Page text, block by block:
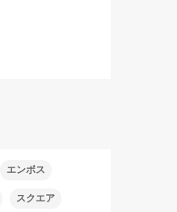
エンボス
スクエア